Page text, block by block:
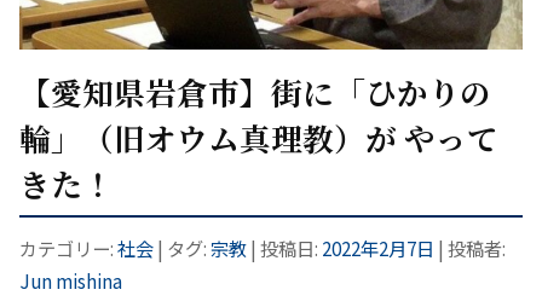
【愛知県岩倉市】街に「ひかりの
輪」（旧オウム真理教）が やって
きた！
カテゴリー:社会| タグ:宗教| 投稿日: 2022年2月7日 | 投稿者:
Jun mishina